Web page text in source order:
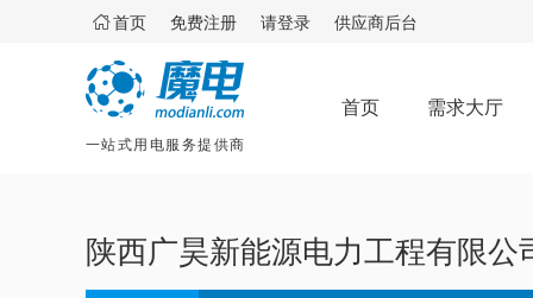
首页 免费注册 请登录 供应商后台
一站式用电服务提供商
首页 需求大厅
陕西广昊新能源电力工程有限公